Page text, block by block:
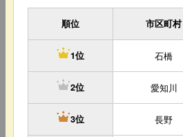
順位 市区町村
1位 石橋
2位 愛知川
3位 長野